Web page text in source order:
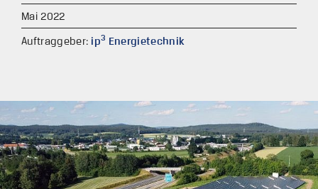
Mai 2022
Auftraggeber: ip3 Energietechnik